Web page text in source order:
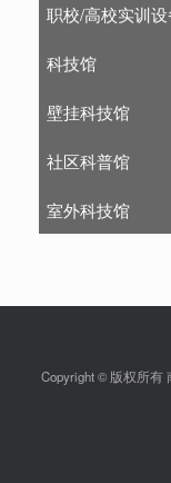
职校/高校实训设
科技馆
壁挂科技馆
社区科普馆
室外科技馆
Copyright © 版权所有